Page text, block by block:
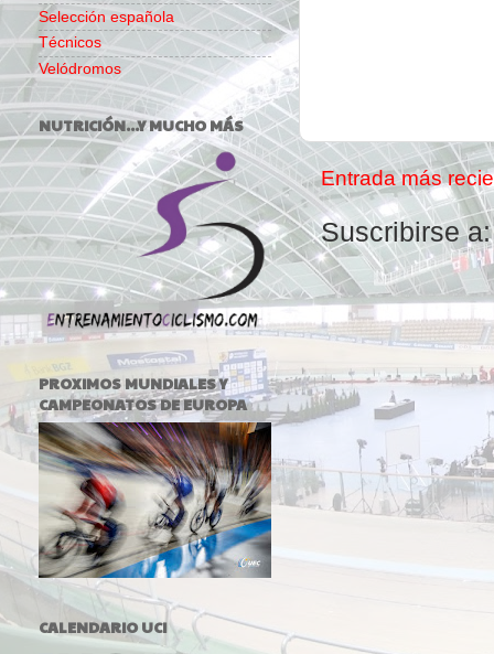
Entrada más
Suscribirse
Selección española
Técnicos
Velódromos
NUTRICIÓN...Y MUCHO MÁS
PROXIMOS MUNDIALES Y
CAMPEONATOS DE EUROPA
CALENDARIO UCI